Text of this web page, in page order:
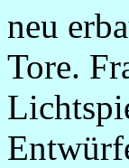
neu
Tore.